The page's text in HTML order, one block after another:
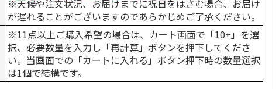
亜土／ステッカ
リラックマ／マルチ
令和八年七月場所
リラックマ／クリア
※天候や注文状況、お届けまでに祝日をはさむ場合、お届け
が遅れることがございますのであらかじめご了承ください。
※11点以上ご購入希望の場合は、カート画面で「10+」を選
択、必要数量を入力し「再計算」ボタンを押下してくださ
い。当画面での「カートに入れる」ボタン押下時の数量選択
は1個で結構です。